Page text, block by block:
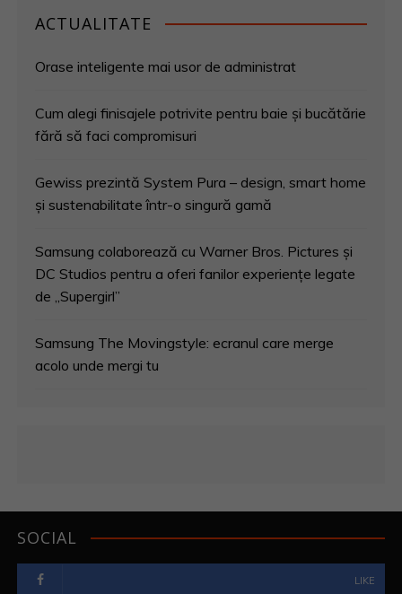
ACTUALITATE
Orase inteligente mai usor de administrat
Cum alegi finisajele potrivite pentru baie și bucătărie
fără să faci compromisuri
Gewiss prezintă System Pura – design, smart home
și sustenabilitate într-o singură gamă
Samsung colaborează cu Warner Bros. Pictures și
DC Studios pentru a oferi fanilor experiențe legate
de „Supergirl”
Samsung The Movingstyle: ecranul care merge
acolo unde mergi tu
SOCIAL
LIKE